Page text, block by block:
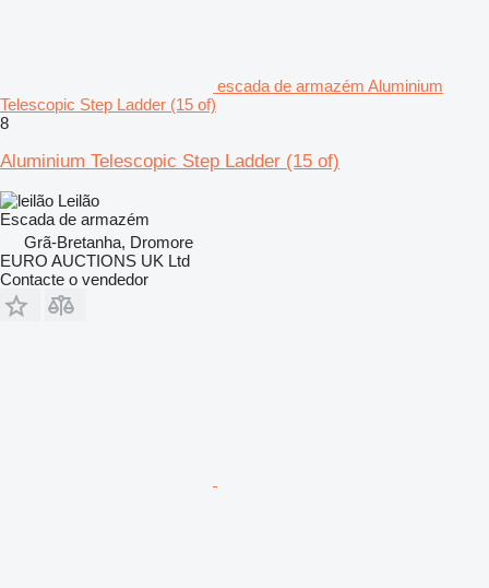
escada de armazém Aluminium
Telescopic Step Ladder (15 of)
8
Aluminium Telescopic Step Ladder (15 of)
Leilão
Escada de armazém
Grã-Bretanha, Dromore
EURO AUCTIONS UK Ltd
Contacte o vendedor